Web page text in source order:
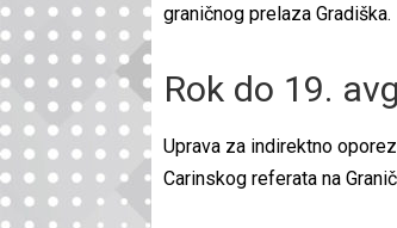
graničnog prelaza Gradiška.
Rok do 19.
Uprava za indirektno
Carinskog referata na